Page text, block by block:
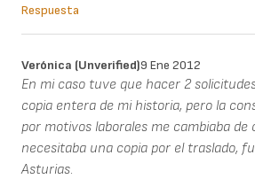
Respuesta
Verónica (unverified)9 Ene 2012
En mi caso tuve que hacer 2
copia entera de mi historia, pero la
por motivos laborales me cambiaba de
necesitaba una copia por el traslado,
Asturias.